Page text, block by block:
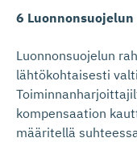
6
Luonnonsuojelun
lähtökohtaisesti
kompensaation
määritellä